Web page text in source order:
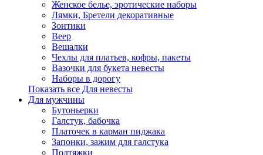
Женское белье, эротические наборы
Лямки, Бретели декоративные
Зонтики
Веер
Вешалки
Чехлы для платьев, кофры, пакеты
Вазочки для букета невесты
Наборы в дорогу
Показать все Для невесты
Для мужчины
Бутоньерки
Галстук, бабочка
Платочек в карман пиджака
Запонки, зажим для галстука
Подтяжки